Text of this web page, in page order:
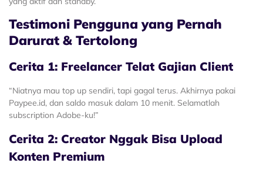
Testimoni Pengguna yang Pernah
Darurat & Tertolong
Cerita 1: Freelancer Telat Gajian Client
“Niatnya mau top up sendiri, tapi gagal terus. Akhirnya pakai
Paypee.id, dan saldo masuk dalam 10 menit. Selamatlah
subscription Adobe-ku!”
Cerita 2: Creator Nggak Bisa Upload
Konten Premium